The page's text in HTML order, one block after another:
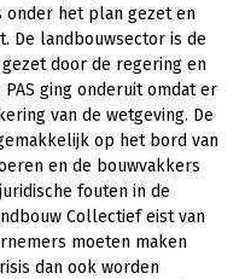
onder het plan gezet en
De landbouwsector is de
door de regering en
ging onderuit omdat er
van de wetgeving. De
op het bord van
en de bouwvakkers
fouten in de
Collectief eist van
moeten maken
dan ook worden